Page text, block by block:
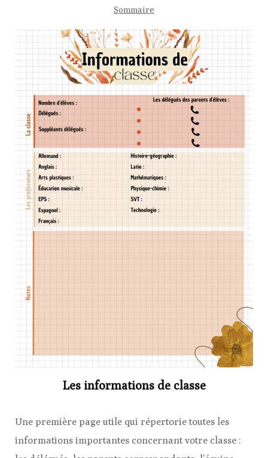
Sommaire
Les informations de classe
Une première page utile qui répertorie toutes les
informations importantes concernant votre classe :